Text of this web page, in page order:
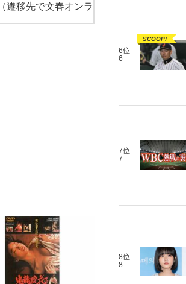
（遷移先で文春オンラ
6位
6
SCOOP!
7位
7
8位
8